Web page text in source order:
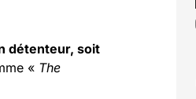
détenteur, soit
« The